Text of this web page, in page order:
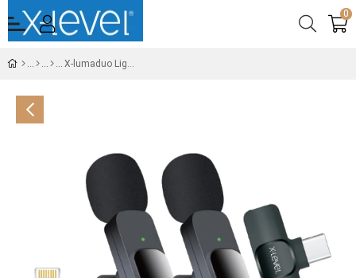
0
X-lumaduo Lightning & Android Uyumlu Kablosuz Yaka Mikrofonu